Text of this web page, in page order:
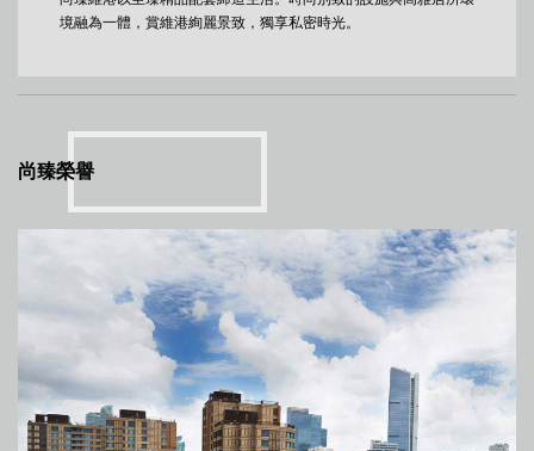
境融為一體，賞維港絢麗景致，獨享私密時光。
尚臻榮譽